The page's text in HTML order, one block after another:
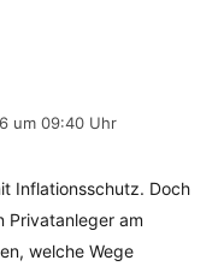
um 09:40 Uhr
Inflationsschutz. Doch
Privatanleger am
welche Wege